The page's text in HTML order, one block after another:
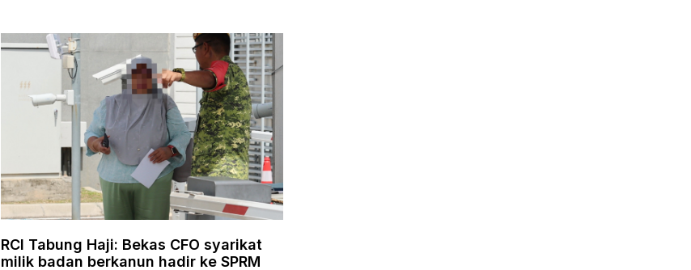
RCI Tabung Haji: Bekas CFO syarikat
milik badan berkanun hadir ke SPRM